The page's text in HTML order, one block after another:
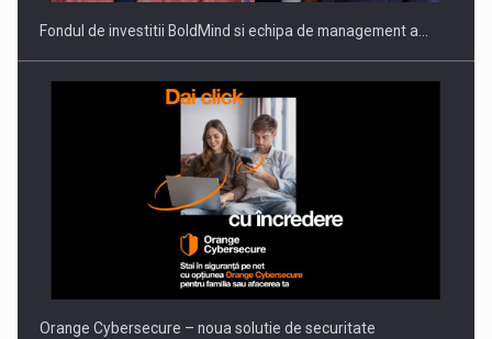
Fondul de investitii BoldMind si echipa de management a…
Orange Cybersecure – noua solutie de securitate